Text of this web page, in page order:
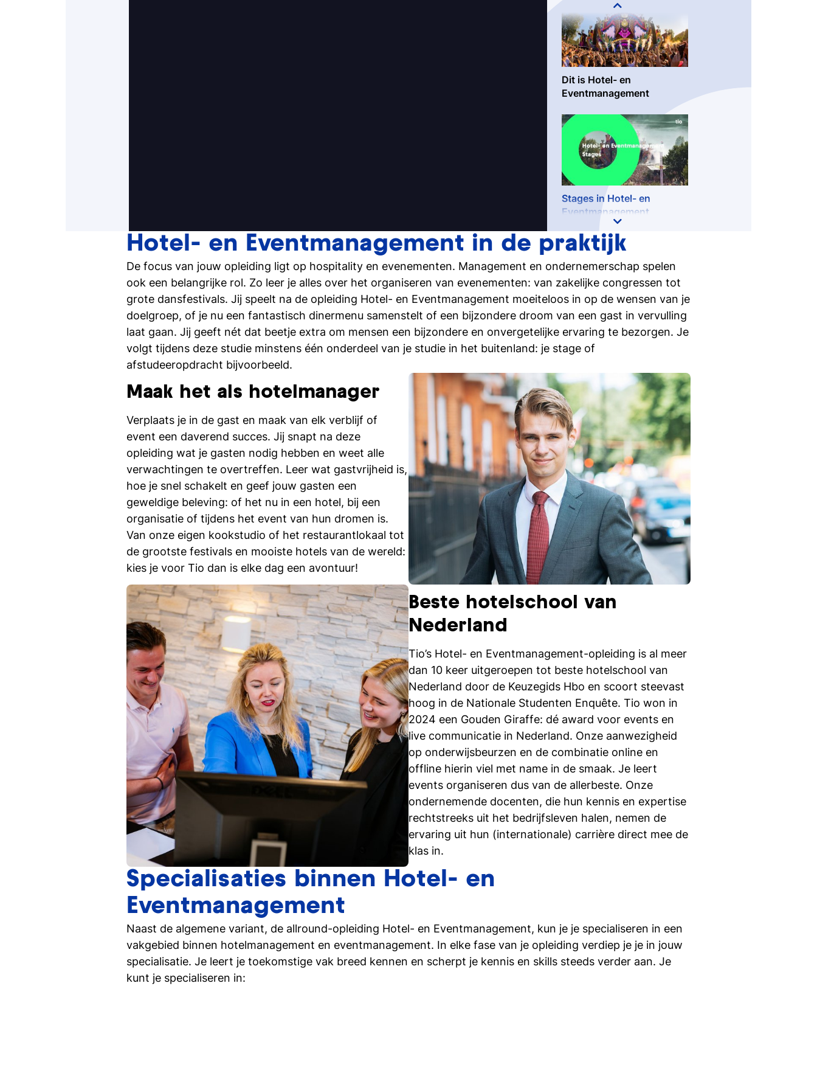
menu development en design.
Dit is Hotel- en
Eventmanagement
Stages in Hotel- en
Eventmanagement
Projecten bij Hotel- en
Eventmanagement
Hotel- en
Eventmanagement:
carrière en baankansen
Do you want to work in
Event Management?
Hotel- en Eventmanagement in de praktijk
De focus van jouw opleiding ligt op hospitality en evenementen. Management en ondernemerschap spelen
ook een belangrijke rol. Zo leer je alles over het organiseren van evenementen: van zakelijke congressen tot
grote dansfestivals. Jij speelt na de opleiding Hotel- en Eventmanagement moeiteloos in op de wensen van je
doelgroep, of je nu een fantastisch dinermenu samenstelt of een bijzondere droom van een gast in vervulling
laat gaan. Jij geeft nét dat beetje extra om mensen een bijzondere en onvergetelijke ervaring te bezorgen. Je
volgt tijdens deze studie minstens één onderdeel van je studie in het buitenland: je stage of
afstudeeropdracht bijvoorbeeld.
Maak het als hotelmanager
Verplaats je in de gast en maak van elk verblijf of
event een daverend succes. Jij snapt na deze
opleiding wat je gasten nodig hebben en weet alle
verwachtingen te overtreffen. Leer wat gastvrijheid is,
hoe je snel schakelt en geef jouw gasten een
geweldige beleving: of het nu in een hotel, bij een
organisatie of tijdens het event van hun dromen is.
Van onze eigen kookstudio of het restaurantlokaal tot
de grootste festivals en mooiste hotels van de wereld:
kies je voor Tio dan is elke dag een avontuur!
Beste hotelschool van
Nederland
Tio’s Hotel- en Eventmanagement-opleiding is al meer
dan 10 keer uitgeroepen tot beste hotelschool van
Nederland door de Keuzegids Hbo en scoort steevast
hoog in de Nationale Studenten Enquête. Tio won in
2024 een Gouden Giraffe: dé award voor events en
live communicatie in Nederland. Onze aanwezigheid
op onderwijsbeurzen en de combinatie online en
offline hierin viel met name in de smaak. Je leert
events organiseren dus van de allerbeste. Onze
ondernemende docenten, die hun kennis en expertise
rechtstreeks uit het bedrijfsleven halen, nemen de
ervaring uit hun (internationale) carrière direct mee de
klas in.
Specialisaties binnen Hotel- en
Eventmanagement
Naast de algemene variant, de allround-opleiding Hotel- en Eventmanagement, kun je je specialiseren in een
vakgebied binnen hotelmanagement en eventmanagement. In elke fase van je opleiding verdiep je je in jouw
specialisatie. Je leert je toekomstige vak breed kennen en scherpt je kennis en skills steeds verder aan. Je
kunt je specialiseren in: